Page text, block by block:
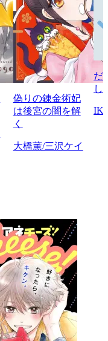
偽りの錬金術妃
は後宮の闇を解
く
大橋薫/三沢ケイ
だ
し